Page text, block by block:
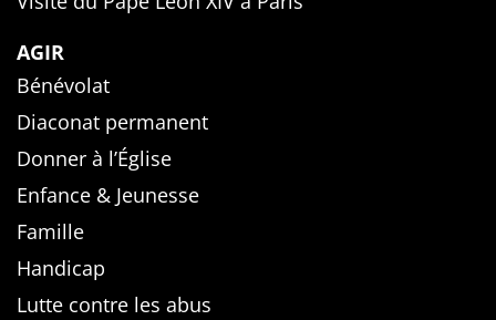
AGIR
Bénévolat
Diaconat permanent
Donner à l’Église
Enfance & Jeunesse
Famille
Handicap
Lutte contre les abus